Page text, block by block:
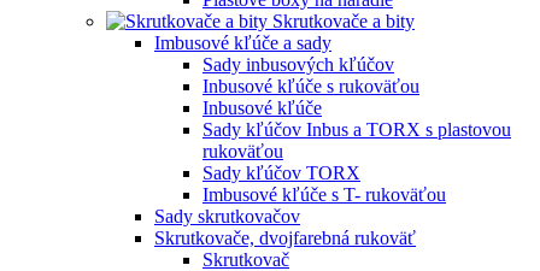
Skrutkovače a bity
Imbusové kľúče a sady
Sady inbusových kľúčov
Inbusové kľúče s rukoväťou
Inbusové kľúče
Sady kľúčov Inbus a TORX s plastovou
rukoväťou
Sady kľúčov TORX
Imbusové kľúče s T- rukoväťou
Sady skrutkovačov
Skrutkovače, dvojfarebná rukoväť
Skrutkovač